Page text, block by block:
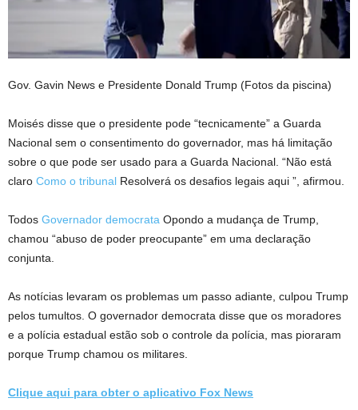
Gov. Gavin News e Presidente Donald Trump (Fotos da piscina)
Moisés disse que o presidente pode “tecnicamente” a Guarda
Nacional sem o consentimento do governador, mas há limitação
sobre o que pode ser usado para a Guarda Nacional. “Não está
claro Como o tribunal Resolverá os desafios legais aqui ”, afirmou.
Todos Governador democrata Opondo a mudança de Trump,
chamou “abuso de poder preocupante” em uma declaração
conjunta.
As notícias levaram os problemas um passo adiante, culpou Trump
pelos tumultos. O governador democrata disse que os moradores
e a polícia estadual estão sob o controle da polícia, mas pioraram
porque Trump chamou os militares.
Clique aqui para obter o aplicativo Fox News